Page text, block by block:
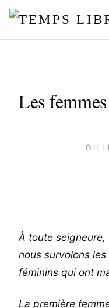
Les
À toute seigneure,
nous survolons
féminins qui ont
La première